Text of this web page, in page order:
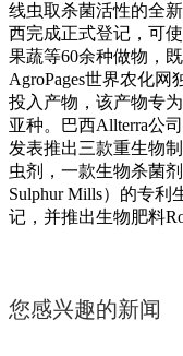
线虫取杀菌活性的全
西完成正式登记，可
果蔬等60余种做物，
AgroPages世界农化网
投入产物，该产物专
亚种。巴西Allterra公
发表推出三款重生物
虫剂，一款生物杀菌
Sulphur Mills）的专利
记，并推出生物肥料
您感兴趣的新闻